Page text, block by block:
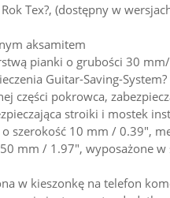
Tex?, (dostępny w
aksamitem
pianki o grubości 30
Guitar-Saving-
części pokrowca,
stroiki i mostek
szerokość 10 mm / 0.39",
mm / 1.97", wyposażone
w kieszonkę na telefon